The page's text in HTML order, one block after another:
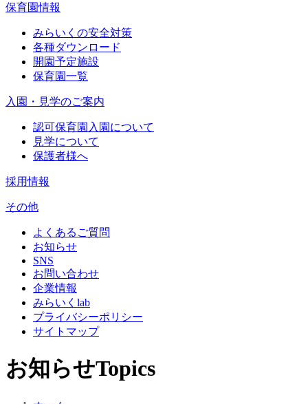
保育園情報
みらいくの安全対策
各種ダウンロード
開園予定施設
保育園一覧
入園・見学のご案内
認可保育園入園について
見学について
保護者様へ
採用情報
その他
よくあるご質問
お知らせ
SNS
お問い合わせ
企業情報
みらいくlab
プライバシーポリシー
サイトマップ
お知らせTopics